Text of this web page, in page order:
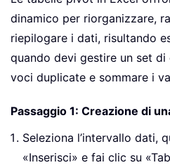
dinamico per riorganizzare,
riepilogare i dati, risultando
quando devi gestire un set
voci duplicate e sommare i
Passaggio 1: Creazione di
Seleziona l’intervallo dati,
«Inserisci» e fai clic su